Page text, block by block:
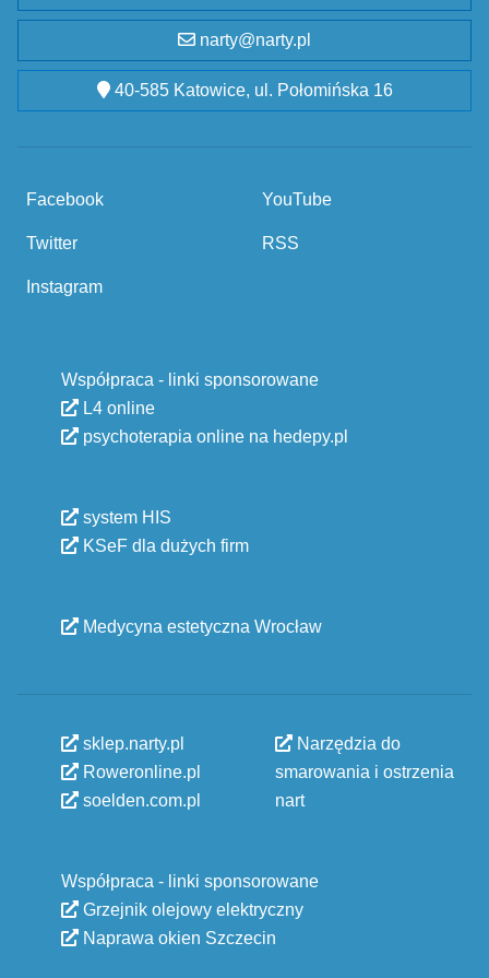
narty@narty.pl
40-585 Katowice, ul. Połomińska 16
Facebook
Twitter
Instagram
YouTube
RSS
Współpraca - linki sponsorowane
L4 online
psychoterapia online na hedepy.pl
system HIS
KSeF dla dużych firm
Medycyna estetyczna Wrocław
sklep.narty.pl
Roweronline.pl
soelden.com.pl
Narzędzia do
smarowania i ostrzenia
nart
Współpraca - linki sponsorowane
Grzejnik olejowy elektryczny
Naprawa okien Szczecin